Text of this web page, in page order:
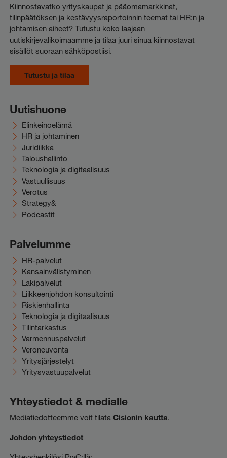
Kiinnostavatko yrityskaupat ja pääomamarkkinat,
tilinpäätöksen ja kestävyysraportoinnin teemat tai HR:n ja
johtamisen aiheet? Tutustu koko laajaan
uutiskirjevalikoimaamme ja tilaa juuri sinua kiinnostavat
sisällöt suoraan sähköpostiisi.
Tutustu ja tilaa
Uutishuone
Elinkeinoelämä
HR ja johtaminen
Juridiikka
Taloushallinto
Teknologia ja digitaalisuus
Vastuullisuus
Verotus
Strategy&
Podcastit
Palvelumme
HR-palvelut
Kansainvälistyminen
Lakipalvelut
Liikkeenjohdon konsultointi
Riskienhallinta
Teknologia ja digitaalisuus
Tilintarkastus
Varmennuspalvelut
Veroneuvonta
Yritysjärjestelyt
Yritysvastuupalvelut
Yhteystiedot & medialle
Mediatiedotteemme voit tilataCisionin kautta.
Johdon yhteystiedot